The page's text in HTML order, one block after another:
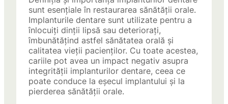
sunt esențiale în restaurarea sănătății orale.
Implanturile dentare sunt utilizate pentru a
înlocuiți dinții lipsă sau deteriorați,
îmbunătățind astfel sănătatea orală și
calitatea vieții pacienților. Cu toate acestea,
cariile pot avea un impact negativ asupra
integrității implanturilor dentare, ceea ce
poate conduce la eșecul implantului și la
pierderea sănătății orale.